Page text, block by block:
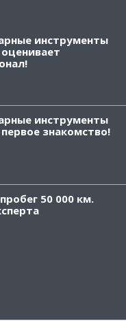
инструменты
инструменты
знакомство!
50 000 км.